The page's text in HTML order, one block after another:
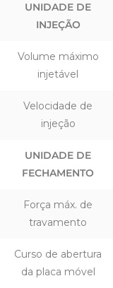
UNIDADE DE
INJEÇÃO
Volume máximo
injetável
Velocidade de
injeção
UNIDADE DE
FECHAMENTO
Força máx. de
travamento
Curso de abertura
da placa móvel